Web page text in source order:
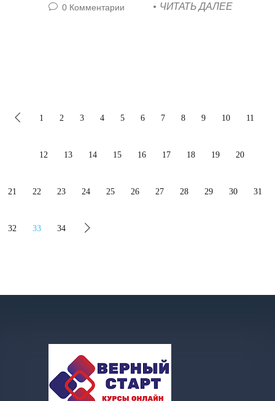
0 Комментарии ЧИТАТЬ ДАЛЕЕ
1 2 3 4 5 6 7 8 9 10 11
12 13 14 15 16 17 18 19 20
21 22 23 24 25 26 27 28 29 30 31
32 33 34